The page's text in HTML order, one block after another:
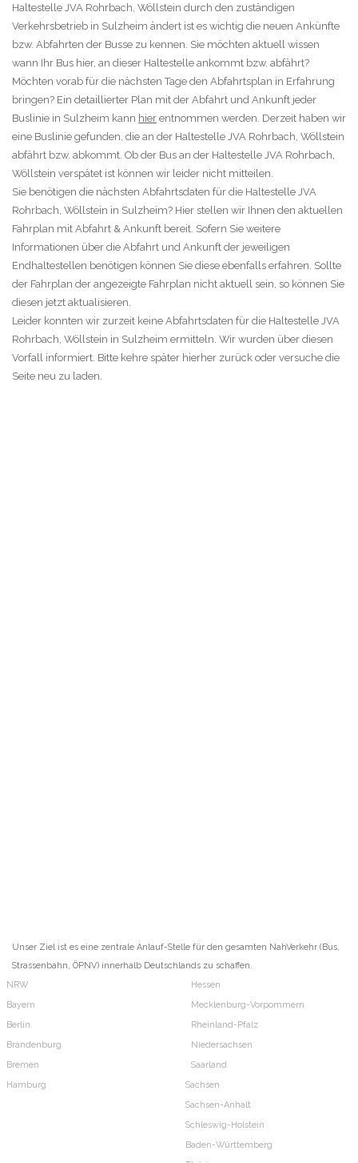
Haltestelle JVA Rohrbach, Wöllstein durch den zuständigen
Verkehrsbetrieb in Sulzheim ändert ist es wichtig die neuen Ankünfte
bzw. Abfahrten der Busse zu kennen. Sie möchten aktuell wissen
wann Ihr Bus hier, an dieser Haltestelle ankommt bzw. abfährt?
Möchten vorab für die nächsten Tage den Abfahrtsplan in Erfahrung
bringen? Ein detaillierter Plan mit der Abfahrt und Ankunft jeder
Buslinie in Sulzheim kann hier entnommen werden. Derzeit haben wir
eine Buslinie gefunden, die an der Haltestelle JVA Rohrbach, Wöllstein
abfährt bzw. abkommt. Ob der Bus an der Haltestelle JVA Rohrbach,
Wöllstein verspätet ist können wir leider nicht mitteilen.
Sie benötigen die nächsten Abfahrtsdaten für die Haltestelle JVA
Rohrbach, Wöllstein in Sulzheim? Hier stellen wir Ihnen den aktuellen
Fahrplan mit Abfahrt & Ankunft bereit. Sofern Sie weitere
Informationen über die Abfahrt und Ankunft der jeweiligen
Endhaltestellen benötigen können Sie diese ebenfalls erfahren. Sollte
der Fahrplan der angezeigte Fahrplan nicht aktuell sein, so können Sie
diesen jetzt aktualisieren.
Leider konnten wir zurzeit keine Abfahrtsdaten für die Haltestelle JVA
Rohrbach, Wöllstein in Sulzheim ermitteln. Wir wurden über diesen
Vorfall informiert. Bitte kehre später hierher zurück oder versuche die
Seite neu zu laden.
Unser Ziel ist es eine zentrale Anlauf-Stelle für den gesamten NahVerkehr (Bus,
Strassenbahn, ÖPNV) innerhalb Deutschlands zu schaffen.
NRW
Bayern
Berlin
Brandenburg
Bremen
Hamburg
Hessen
Mecklenburg-Vorpommern
Rheinland-Pfalz
Niedersachsen
Saarland
Sachsen
Sachsen-Anhalt
Schleswig-Holstein
Baden-Württemberg